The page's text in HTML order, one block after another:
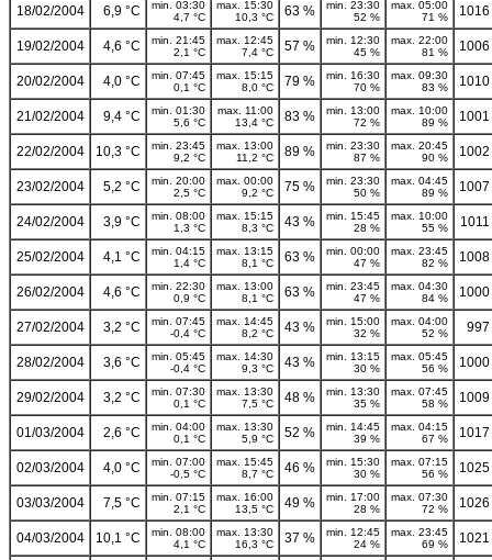
18/02/2004 6,9 °C
min. 03:30
4,7 °C
max. 15:30
10,3 °C
63 %
min. 23:30
52 %
max. 05:00
71 %
19/02/2004 4,6 °C
min. 21:45
2,1 °C
max. 12:45
7,4 °C
57 %
min. 12:30
45 %
max. 22:00
81 %
20/02/2004 4,0 °C
min. 07:45
0,1 °C
max. 15:15
8,0 °C
79 %
min. 16:30
70 %
max. 09:30
83 %
21/02/2004 9,4 °C
min. 01:30
5,6 °C
max. 11:00
13,4 °C
83 %
min. 13:00
72 %
max. 10:00
89 %
22/02/2004 10,3 °C
min. 23:45
9,2 °C
max. 13:00
11,2 °C
89 %
min. 23:30
87 %
max. 20:45
90 %
23/02/2004 5,2 °C
min. 20:00
2,5 °C
max. 00:00
9,2 °C
75 %
min. 23:30
50 %
max. 04:45
89 %
24/02/2004 3,9 °C
min. 08:00
1,3 °C
max. 15:15
8,3 °C
43 %
min. 15:45
28 %
max. 10:00
55 %
25/02/2004 4,1 °C
min. 04:15
1,4 °C
max. 13:15
8,1 °C
63 %
min. 00:00
47 %
max. 23:45
82 %
26/02/2004 4,6 °C
min. 22:30
0,9 °C
max. 13:00
8,1 °C
63 %
min. 23:45
47 %
max. 04:30
84 %
27/02/2004 3,2 °C
min. 07:45
-0,4 °C
max. 14:45
8,2 °C
43 %
min. 15:00
32 %
max. 04:00
52 %
997
28/02/2004 3,6 °C
min. 05:45
-0,4 °C
max. 14:30
9,3 °C
43 %
min. 13:15
30 %
max. 05:45
56 %
29/02/2004 3,2 °C
min. 07:30
0,1 °C
max. 13:30
7,5 °C
48 %
min. 13:30
35 %
max. 07:45
58 %
01/03/2004 2,6 °C
min. 04:00
0,1 °C
max. 13:30
5,9 °C
52 %
min. 14:45
39 %
max. 04:15
67 %
02/03/2004 4,0 °C
min. 07:00
-0,5 °C
max. 15:45
8,7 °C
46 %
min. 15:30
30 %
max. 07:15
56 %
03/03/2004 7,5 °C
min. 07:15
2,1 °C
max. 16:00
13,5 °C
49 %
min. 17:00
28 %
max. 07:30
72 %
04/03/2004 10,1 °C
min. 08:00
4,1 °C
max. 13:30
16,3 °C
37 %
min. 12:45
24 %
max. 23:45
69 %